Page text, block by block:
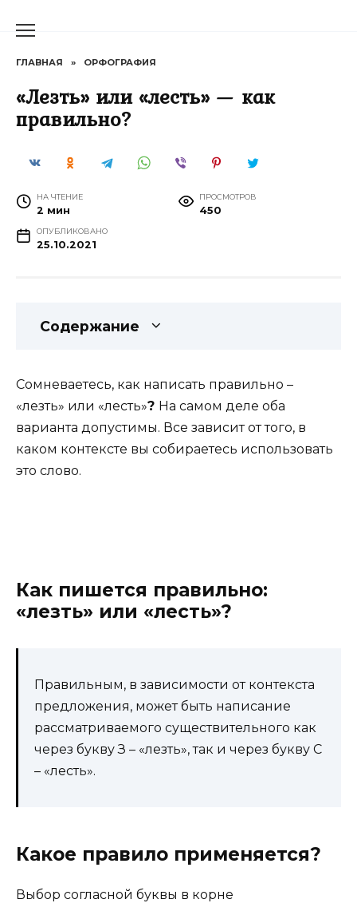
ГЛАВНАЯ » ОРФОГРАФИЯ
«Лезть» или «лесть» — как
правильно?
НА ЧТЕНИЕ
2 мин
ПРОСМОТРОВ
450
ОПУБЛИКОВАНО
25.10.2021
Содержание
Сомневаетесь, как написать правильно –
«лезть» или «лесть»? На самом деле оба
варианта допустимы. Все зависит от того, в
каком контексте вы собираетесь использовать
это слово.
Как пишется правильно:
«лезть» или «лесть»?
Правильным, в зависимости от контекста
предложения, может быть написание
рассматриваемого существительного как
через букву З – «лезть», так и через букву С
– «лесть».
Какое правило применяется?
Выбор согласной буквы в корне